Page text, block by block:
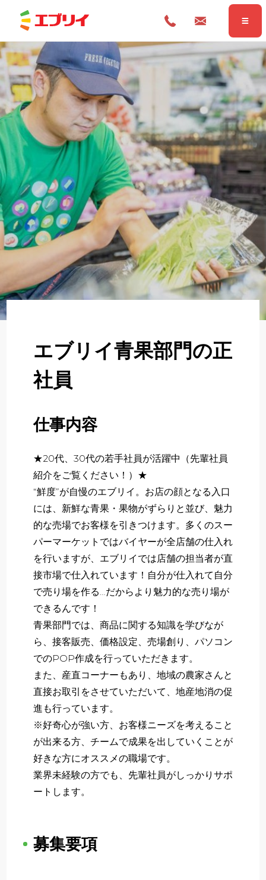
Home ホーム
News お知らせ
About 企業について
Partner
Newer
いますぐ応募する
エブリイ青果部門の正
社員
仕事内容
★20代、30代の若手社員が活躍中（先輩社員
紹介をご覧ください！）★
“鮮度”が自慢のエブリイ。お店の顔となる入口
には、新鮮な青果・果物がずらりと並び、魅力
的な売場でお客様を引きつけます。多くのスー
パーマーケットではバイヤーが全店舗の仕入れ
を行いますが、エブリイでは店舗の担当者が直
接市場で仕入れています！自分が仕入れて自分
で売り場を作る…だからより魅力的な売り場が
できるんです！
青果部門では、商品に関する知識を学びなが
ら、接客販売、価格設定、売場創り、パソコン
でのPOP作成を行っていただきます。
また、産直コーナーもあり、地域の農家さんと
直接お取引をさせていただいて、地産地消の促
進も行っています。
※好奇心が強い方、お客様ニーズを考えること
が出来る方、チームで成果を出していくことが
好きな方にオススメの職場です。
業界未経験の方でも、先輩社員がしっかりサポ
ートします。
募集要項